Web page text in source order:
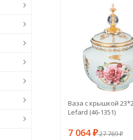
Ваза с крышкой
Lefard (46-1351)
7 064 ₽27 769₽